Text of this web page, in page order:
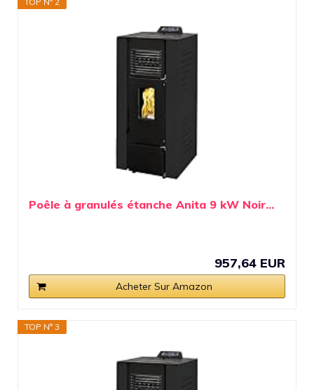
Poêle à granulés étanche Anita 9 kW Noir...
957,64 EUR
Acheter Sur Amazon
TOP N° 3